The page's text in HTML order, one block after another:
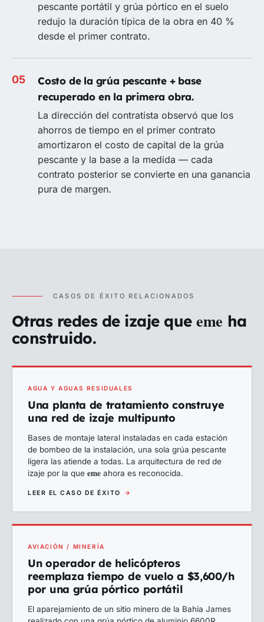
pescante portátil y grúa pórtico en el suelo
redujo la duración típica de la obra en 40 %
desde el primer contrato.
Costo de la grúa pescante + base
recuperado en la primera obra.
La dirección del contratista observó que los
ahorros de tiempo en el primer contrato
amortizaron el costo de capital de la grúa
pescante y la base a la medida — cada
contrato posterior se convierte en una ganancia
pura de margen.
CASOS DE ÉXITO RELACIONADOS
Otras redes de izaje que eme ha
construido.
AGUA Y AGUAS RESIDUALES
Una planta de tratamiento construye
una red de izaje multipunto
Bases de montaje lateral instaladas en cada estación
de bombeo de la instalación, una sola grúa pescante
ligera las atiende a todas. La arquitectura de red de
izaje por la que emeahora es reconocida.
LEER EL CASO DE ÉXITO →
AVIACIÓN / MINERÍA
Un operador de helicópteros
reemplaza tiempo de vuelo a $3,600/h
por una grúa pórtico portátil
El aparejamiento de un sitio minero de la Bahía James